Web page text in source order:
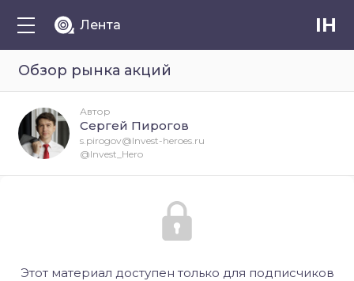
Лента IH
Обзор рынка акций
Этот материал доступен только для подписчиков
Автор
Сергей Пирогов
s.pirogov@Invest-heroes.ru
@Invest_Hero